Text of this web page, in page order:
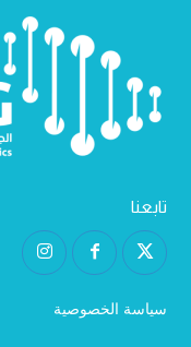
تابعنا
سياسة الخصوصية